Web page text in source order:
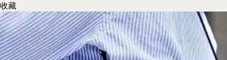
收藏